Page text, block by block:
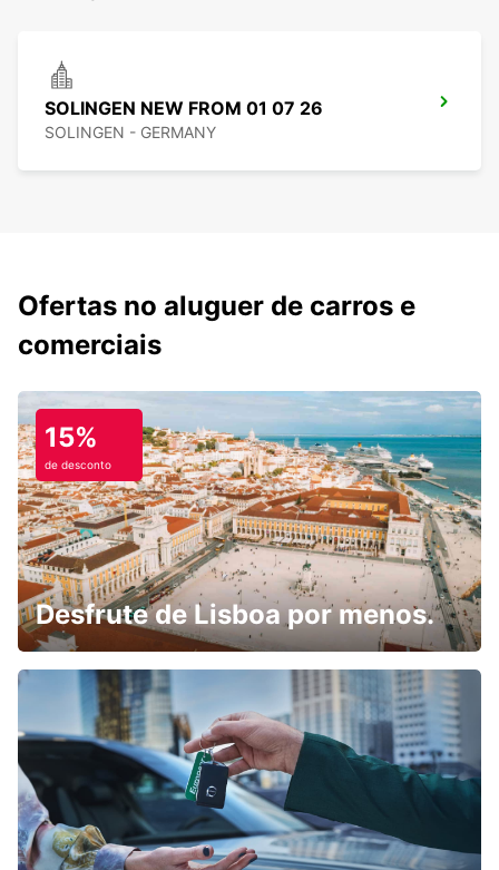
SOLINGEN NEW FROM 01 07 26
SOLINGEN - GERMANY
Ofertas no aluguer de carros e
comerciais
15%
de desconto
Desfrute de Lisboa por menos.